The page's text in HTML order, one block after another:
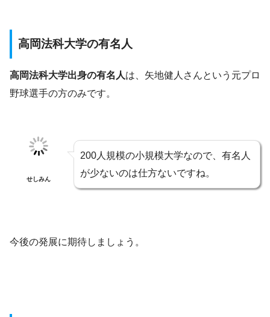
高岡法科大学の有名人
高岡法科大学出身の有名人は、 矢地健人さんという 元プロ
野球選手の方のみです。
せしみん
200人規模の小規模大学なので、有名人
が少ないのは仕方ないですね。
今後の発展に期待しましょう。